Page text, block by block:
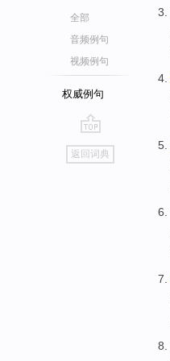
全部
音频例句
视频例句
权威例句
go
top
返回词典